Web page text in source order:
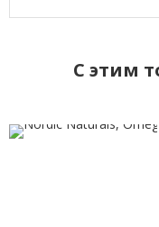
C этим